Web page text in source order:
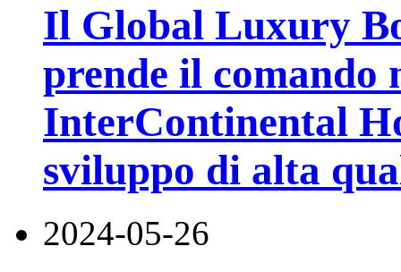
Il Global Luxury
prende il comando
InterContinental
sviluppo di alta
2024-05-26